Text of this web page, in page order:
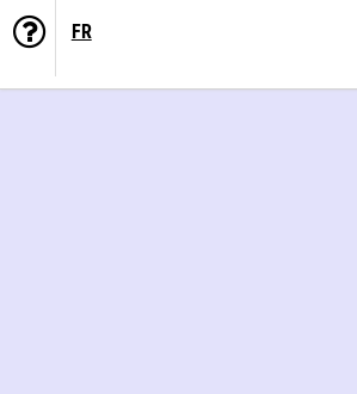
FR